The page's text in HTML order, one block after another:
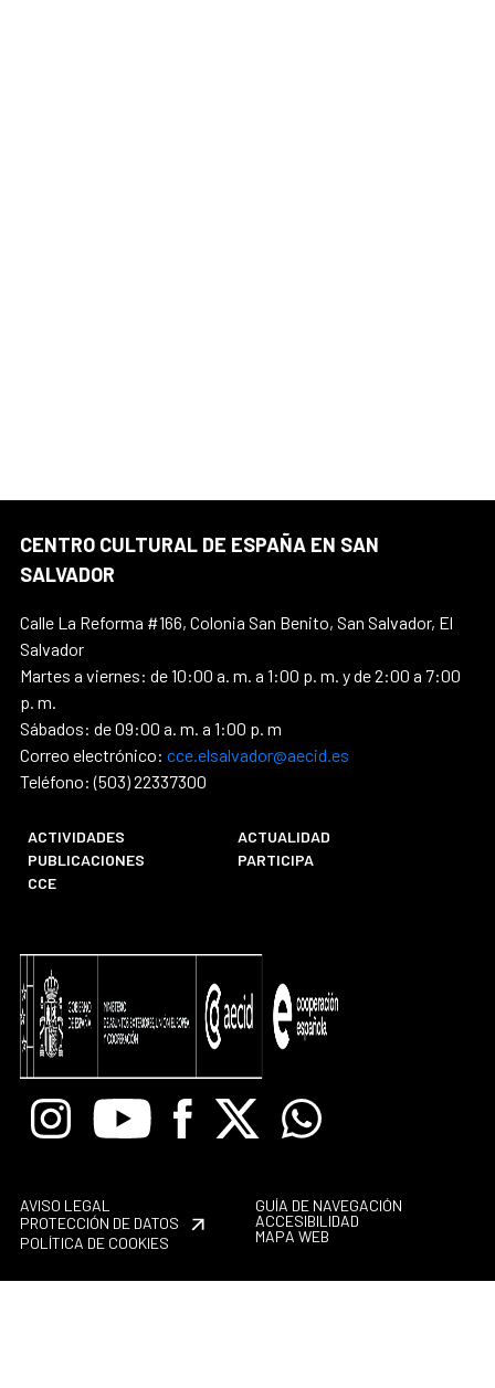
CENTRO CULTURAL DE ESPAÑA EN SAN
SALVADOR
Calle La Reforma #166, Colonia San Benito, San Salvador, El
Salvador
Martes a viernes: de 10:00 a. m. a 1:00 p. m. y de 2:00 a 7:00
p. m.
Sábados: de 09:00 a. m. a 1:00 p. m
Correo electrónico: cce.elsalvador@aecid.es
Teléfono: (503) 22337300
ACTIVIDADES
ACTUALIDAD
PUBLICACIONES
PARTICIPA
CCE
InstagramYoutube Facebook
X Whatsapp
AVISO LEGAL
PROTECCIÓN DE DATOS
POLÍTICA DE COOKIES
GUÍA DE NAVEGACIÓN
ACCESIBILIDAD
MAPA WEB